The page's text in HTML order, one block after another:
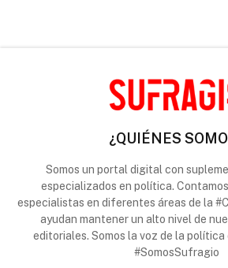
¿QUIÉNES
Somos un portal digital con
especializados en política.
especialistas en diferentes áreas de la
ayudan mantener un alto nivel de
editoriales. Somos la voz de la política
#SomosSufragio